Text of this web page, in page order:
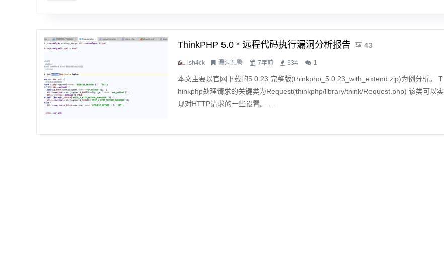
ThinkPHP 5.0 * 远程代码执行漏洞分析报告 43
lsh4ck 漏洞预警 7年前 334 1
本文主要以官网下载的5.0.23 完整版(thinkphp_5.0.23_with_extend.zip)为例分析。 T
hinkphp处理请求的关键类为Request(thinkphp/library/think/Request.php) 该类可以实
现对HTTP请求的一些设置。 ...